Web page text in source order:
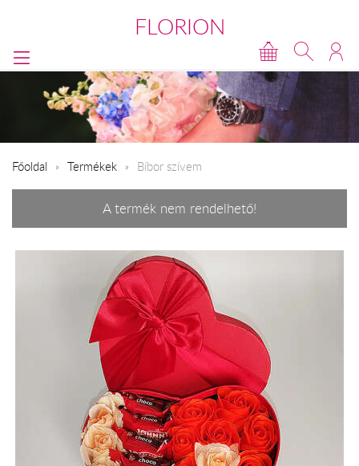
FLORION
Főoldal Termékek Bíbor szívem
A termék nem rendelhető!